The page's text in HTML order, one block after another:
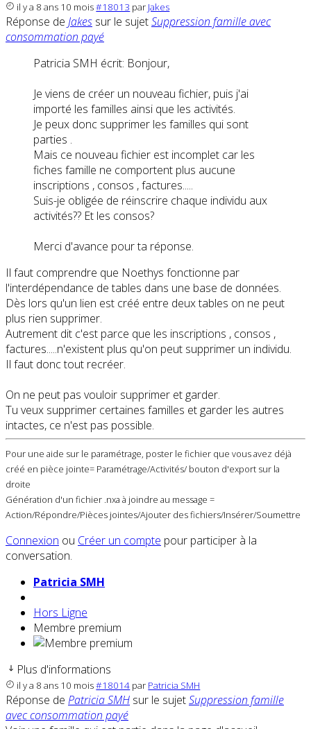
il y a 8 ans 10 mois#18013 par Jakes
Réponse de Jakes sur le sujetSuppression famille avec
consommation payé
Patricia SMH écrit: Bonjour,
Je viens de créer un nouveau fichier, puis j'ai
importé les familles ainsi que les activités.
Je peux donc supprimer les familles qui sont
parties .
Mais ce nouveau fichier est incomplet car les
fiches famille ne comportent plus aucune
inscriptions , consos , factures.....
Suis-je obligée de réinscrire chaque individu aux
activités?? Et les consos?
Merci d'avance pour ta réponse.
Il faut comprendre que Noethys fonctionne par
l'interdépendance de tables dans une base de données.
Dès lors qu'un lien est créé entre deux tables on ne peut
plus rien supprimer.
Autrement dit c'est parce que les inscriptions , consos ,
factures.....n'existent plus qu'on peut supprimer un individu.
Il faut donc tout recréer.
On ne peut pas vouloir supprimer et garder.
Tu veux supprimer certaines familles et garder les autres
intactes, ce n'est pas possible.
Pour une aide sur le paramétrage, poster le fichier que vous avez déjà
créé en pièce jointe= Paramétrage/Activités/ bouton d'export sur la
droite
Génération d'un fichier .nxa à joindre au message =
Action/Répondre/Pièces jointes/Ajouter des fichiers/Insérer/Soumettre
Connexion ou Créer un compte pour participer à la
conversation.
Patricia SMH
Hors Ligne
Membre premium
Plus d'informations
il y a 8 ans 10 mois#18014 par Patricia SMH
Réponse de Patricia SMH sur le sujetSuppression famille
avec consommation payé